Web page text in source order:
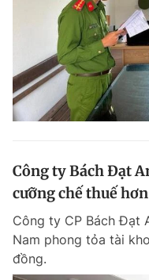
Công ty Bách Đạt
cưỡng chế thuế
Công ty CP Bách Đạt
Nam phong tỏa tài
đồng.